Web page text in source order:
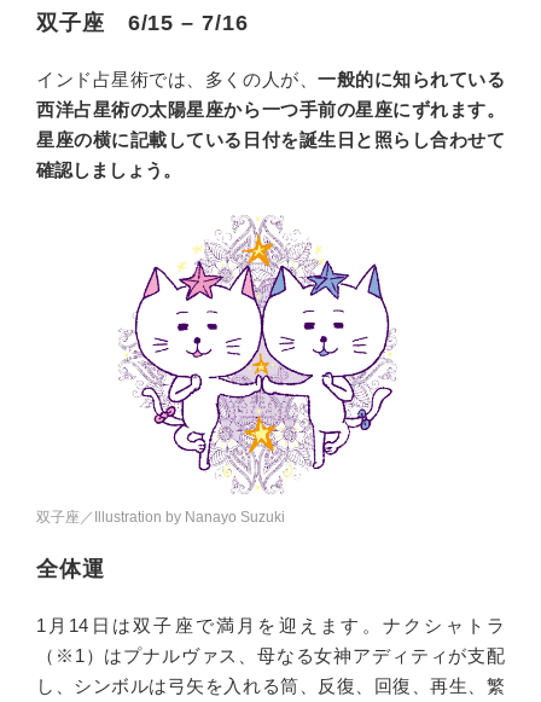
双子座 6/15 – 7/16
インド占星術では、多くの人が、一般的に知られている
西洋占星術の太陽星座から一つ手前の星座にずれます。
星座の横に記載している日付を誕生日と照らし合わせて
確認しましょう。
双子座／Illustration by Nanayo Suzuki
全体運
1月14日は双子座で満月を迎えます。ナクシャトラ
（※1）はプナルヴァス、母なる女神アディティが支配
し、シンボルは弓矢を入れる筒、反復、回復、再生、繁